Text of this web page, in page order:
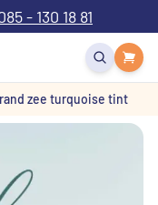
- 130 18 81
zee turquoise tint